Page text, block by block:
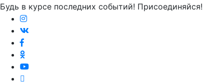
Будь в курсе последних событий! Присоединяйся!